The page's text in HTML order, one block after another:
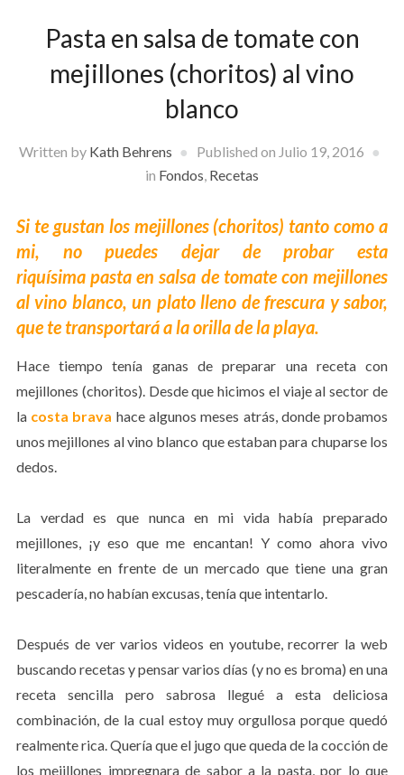
Pasta en salsa de tomate con
mejillones (choritos) al vino
blanco
Written by Kath Behrens Published on Julio 19, 2016
in Fondos Recetas
Si te gustan los mejillones (choritos) tanto como a
mi, no puedes dejar de probar esta
riquísima pasta en salsa de tomate con mejillones
al vino blanco, un plato lleno de frescura y sabor,
que te transportará a la orilla de la playa.
Hace tiempo tenía ganas de preparar una receta con
mejillones (choritos). Desde que hicimos el viaje al sector de
la costa brava hace algunos meses atrás, donde probamos
unos mejillones al vino blanco que estaban para chuparse los
dedos.
La verdad es que nunca en mi vida había preparado
mejillones, ¡y eso que me encantan! Y como ahora vivo
literalmente en frente de un mercado que tiene una gran
pescadería, no habían excusas, tenía que intentarlo.
Después de ver varios videos en youtube, recorrer la web
buscando recetas y pensar varios días (y no es broma) en una
receta sencilla pero sabrosa llegué a esta deliciosa
combinación, de la cual estoy muy orgullosa porque quedó
realmente rica. Quería que el jugo que queda de la cocción de
los mejillones impregnara de sabor a la pasta, por lo que